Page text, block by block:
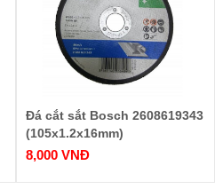
Đá cắt sắt Bosch 2608619343
(105x1.2x16mm)
8,000 VNĐ